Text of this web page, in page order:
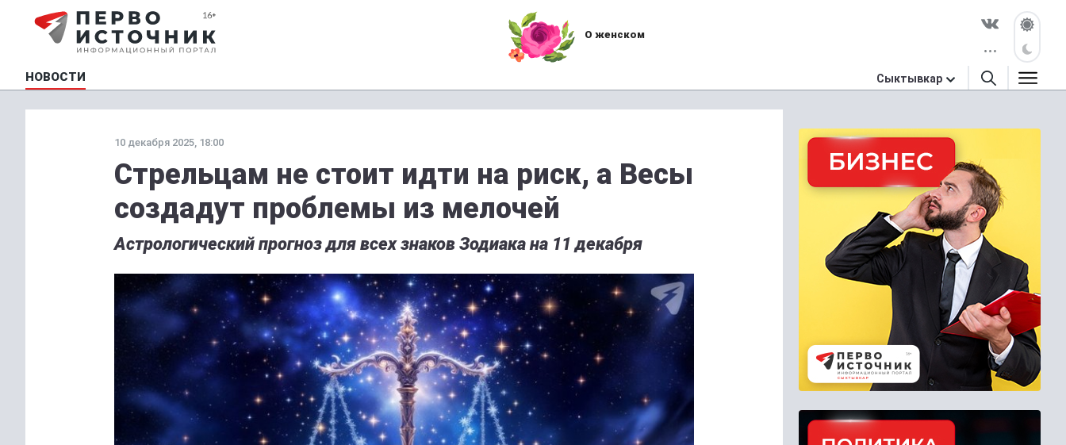
О женском
НОВОСТИ Сыктывкар
10 декабря 2025, 18:00
Стрельцам не стоит идти на риск, а Весы
создадут проблемы из мелочей
Астрологический прогноз для всех знаков Зодиака на 11 декабря